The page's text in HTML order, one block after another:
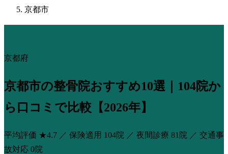
京都市
京都府
京都市の整骨院おすすめ10選｜104院か
ら口コミで比較【2026年】
平均評価 ★4.7 ／ 保険適用 104院 ／ 夜間診療 81院 ／ 交通事
故対応 0院